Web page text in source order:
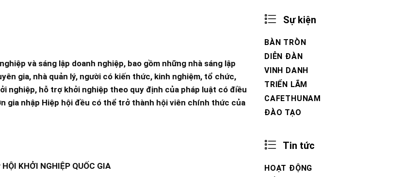
và sáng lập doanh nghiệp, bao gồm những nhà sáng lập
gia, nhà quản lý, người có kiến thức, kinh nghiệm, tổ chức,
nghiệp, hỗ trợ khởi nghiệp theo quy định của pháp luật có điều
gia nhập Hiệp hội đều có thể trở thành hội viên chính thức của
KHỞI NGHIỆP QUỐC GIA
Sự kiện
BÀN TRÒN
DIỄN ĐÀN
VINH DANH
TRIỂN LÃM
CAFETHUNAM
ĐÀO TẠO
Tin tức
HOẠT ĐỘNG